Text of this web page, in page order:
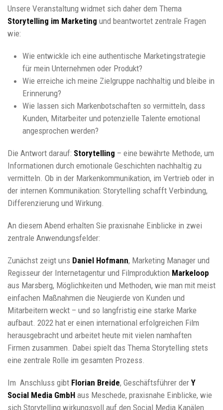
Unsere Veranstaltung widmet sich daher dem Thema
Storytelling im Marketing und beantwortet zentrale Fragen
wie:
Wie entwickle ich eine authentische Marketingstrategie
für mein Unternehmen oder Produkt?
Wie erreiche ich meine Zielgruppe nachhaltig und bleibe in
Erinnerung?
Wie lassen sich Markenbotschaften so vermitteln, dass
Kunden, Mitarbeiter und potenzielle Talente emotional
angesprochen werden?
Die Antwort darauf: Storytelling – eine bewährte Methode, um
Informationen durch emotionale Geschichten nachhaltig zu
vermitteln. Ob in der Markenkommunikation, im Vertrieb oder in
der internen Kommunikation: Storytelling schafft Verbindung,
Differenzierung und Wirkung.
An diesem Abend erhalten Sie praxisnahe Einblicke in zwei
zentrale Anwendungsfelder:
Zunächst zeigt uns Daniel Hofmann, Marketing Manager und
Regisseur der Internetagentur und Filmproduktion Markeloop
aus Marsberg, Möglichkeiten und Methoden, wie man mit meist
einfachen Maßnahmen die Neugierde von Kunden und
Mitarbeitern weckt – und so langfristig eine starke Marke
aufbaut. 2022 hat er einen international erfolgreichen Film
herausgebracht und arbeitet heute mit vielen namhaften
Firmen zusammen. Dabei spielt das Thema Storytelling stets
eine zentrale Rolle im gesamten Prozess.
Im Anschluss gibt Florian Breide, Geschäftsführer der Y
Social Media GmbH aus Meschede, praxisnahe Einblicke, wie
sich Storytelling wirkungsvoll auf den Social Media Kanälen